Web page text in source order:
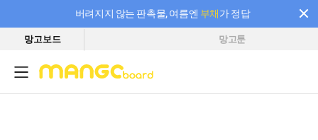
버려지지 않는 판촉물, 여름엔 부채가 정답
필요한 만큼 충전하고 끊김 없이 작업하세요! 새로워진 AI 부스터 요금제
망고보드 망고툰